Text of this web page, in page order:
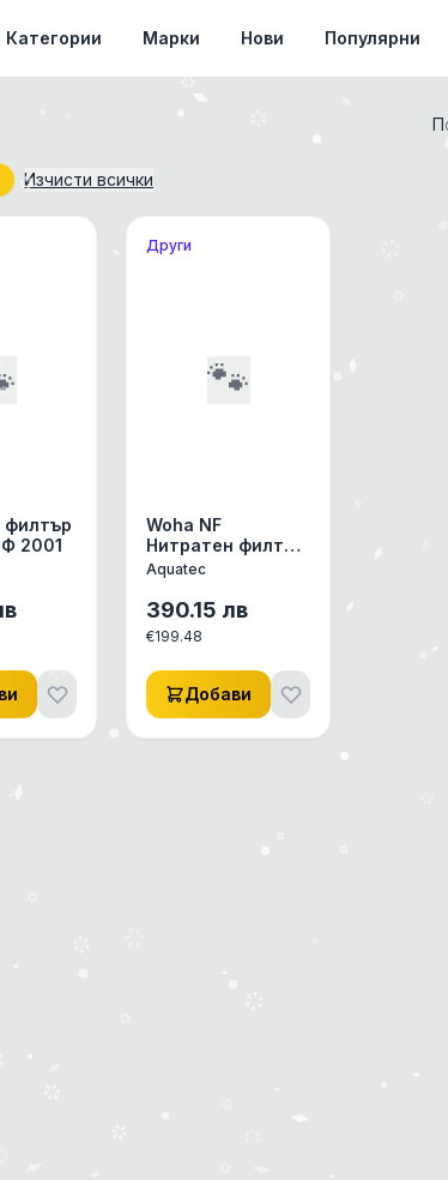
Категории Марки Нови Популярни
Изчисти всички
филтър
2001
Други
🐾
Woha NF
Нитратен филтър
Акватек NF 2000
Aquatec
390.15 лв
€199.48
Добави